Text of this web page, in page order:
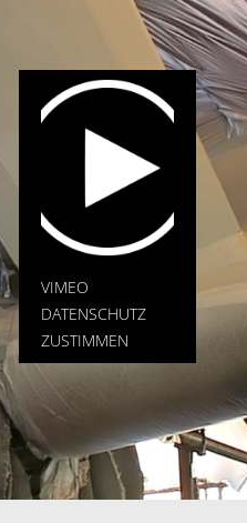
VIMEO
DATENSCHUTZ
ZUSTIMMEN